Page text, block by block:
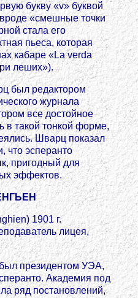
букву «v» буквой
«смешные точки
стала его
пьеса, которая
кабаре «La verda
леших»).
был редактором
журнала
все достойное
в такой тонкой форме,
Шварц показал
что эсперанто
пригодный для
эффектов.
1901 г.
лицея,
президентом УЭА,
Академия под
ряд постановлений,